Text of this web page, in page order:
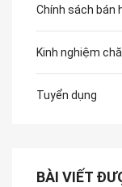
Chính sách bán
Kinh nghiệm
Tuyển dụng
BÀI VIẾT